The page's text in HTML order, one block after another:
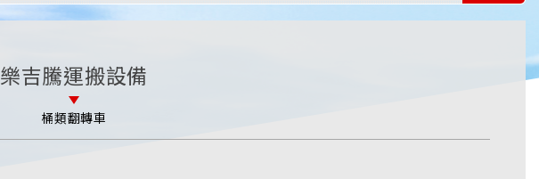
樂吉騰運搬設備
桶類翻轉車